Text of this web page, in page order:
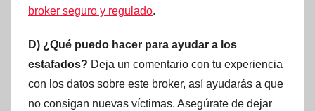
broker seguro y regulado.
D) ¿Qué puedo hacer para ayudar a los
estafados? Deja un comentario con tu experiencia
con los datos sobre este broker, así ayudarás a que
no consigan nuevas víctimas. Asegúrate de dejar